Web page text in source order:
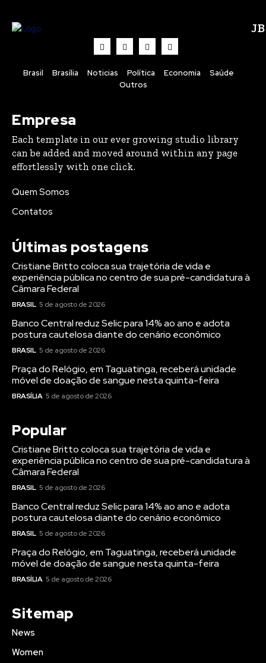
Brasil Brasília Noticias Política Economia
Saúde
Outros
Empresa
Each template in our ever growing studio library
can be added and moved around within any page
effortlessly with one click.
Quem Somos
Contatos
Últimas postagens
Cristiane Britto coloca sua trajetória de vida e
experiência pública no centro de sua pré-candidatura à
Câmara Federal
BRASIL 5 de agosto de 2026
Banco Central reduz Selic para 14% ao ano e adota
postura cautelosa diante do cenário econômico
BRASIL 5 de agosto de 2026
Praça do Relógio, em Taguatinga, receberá unidade
móvel de doação de sangue nesta quinta-feira
BRASÍLIA 5 de agosto de 2026
Popular
Cristiane Britto coloca sua trajetória de vida e
experiência pública no centro de sua pré-candidatura à
Câmara Federal
BRASIL 5 de agosto de 2026
Banco Central reduz Selic para 14% ao ano e adota
postura cautelosa diante do cenário econômico
BRASIL 5 de agosto de 2026
Praça do Relógio, em Taguatinga, receberá unidade
móvel de doação de sangue nesta quinta-feira
BRASÍLIA 5 de agosto de 2026
Sitemap
News
Women